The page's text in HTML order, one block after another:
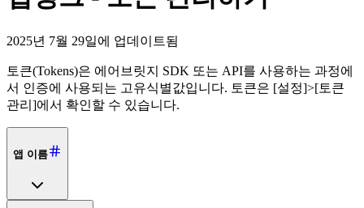
2025년 7월 29일에 업데이트됨
토큰(Tokens)은 에어브릿지 SDK 또는 API를 사용하는 과정에
서 인증에 사용되는 고유식별값입니다. 토큰은 [설정]>[토큰
관리]에서 확인할 수 있습니다.
앱 이름